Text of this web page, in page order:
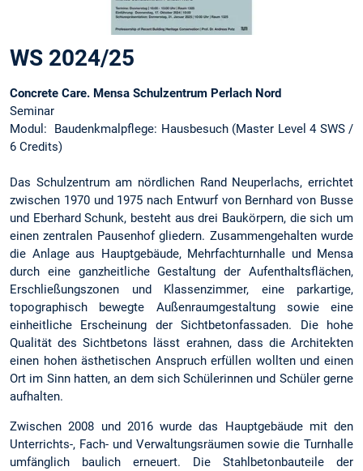
WS 2024/25
Concrete Care. Mensa Schulzentrum Perlach Nord
Seminar
Modul: Baudenkmalpflege: Hausbesuch (Master Level 4 SWS /
6 Credits)
Das Schulzentrum am nördlichen Rand Neuperlachs, errichtet
zwischen 1970 und 1975 nach Entwurf von Bernhard von Busse
und Eberhard Schunk, besteht aus drei Baukörpern, die sich um
einen zentralen Pausenhof gliedern. Zusammengehalten wurde
die Anlage aus Hauptgebäude, Mehrfachturnhalle und Mensa
durch eine ganzheitliche Gestaltung der Aufenthaltsflächen,
Erschließungszonen und Klassenzimmer, eine parkartige,
topographisch bewegte Außenraumgestaltung sowie eine
einheitliche Erscheinung der Sichtbetonfassaden. Die hohe
Qualität des Sichtbetons lässt erahnen, dass die Architekten
einen hohen ästhetischen Anspruch erfüllen wollten und einen
Ort im Sinn hatten, an dem sich Schülerinnen und Schüler gerne
aufhalten.
Zwischen 2008 und 2016 wurde das Hauptgebäude mit den
Unterrichts-, Fach- und Verwaltungsräumen sowie die Turnhalle
umfänglich baulich erneuert. Die Stahlbetonbauteile der